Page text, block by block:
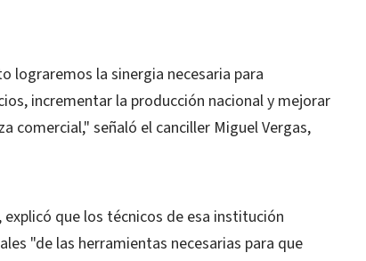
lograremos la sinergia necesaria para
incrementar la producción nacional y mejorar
comercial," señaló el canciller Miguel Vergas,
que los técnicos de esa institución
"de las herramientas necesarias para que